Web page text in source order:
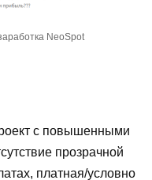
NeoSpot
с повышенными
прозрачной
платная/условно